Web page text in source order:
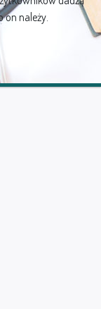
on należy.